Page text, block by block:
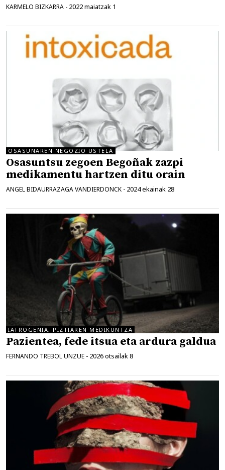
KARMELO BIZKARRA - 2022 maiatzak 1
OSASUNAREN NEGOZIO USTELA
Osasuntsu zegoen Begoñak zazpi
medikamentu hartzen ditu orain
ANGEL BIDAURRAZAGA VANDIERDONCK - 2024 ekainak 28
IATROGENIA, PIZTIAREN MEDIKUNTZA
Pazientea, fede itsua eta ardura galdua
FERNANDO TREBOL UNZUE - 2026 otsailak 8